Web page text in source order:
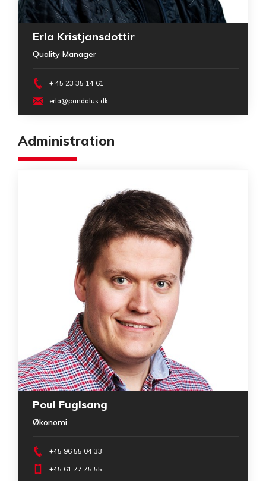
Erla Kristjansdottir
Quality Manager
+ 45 23 35 14 61
erla@pandalus.dk
Administration
Poul Fuglsang
Økonomi
+45 96 55 04 33
+45 61 77 75 55